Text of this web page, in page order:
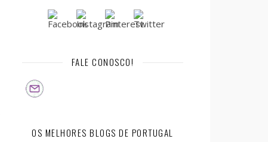
FALE CONOSCO!
OS MELHORES BLOGS DE PORTUGAL